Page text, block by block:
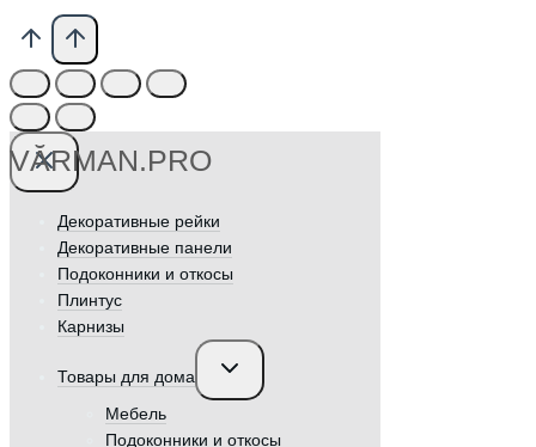
VӐRMAN.PRO
Декоративные рейки
Декоративные панели
Подоконники и откосы
Плинтус
Карнизы
Товары для дома
Переключить
дочернее
Мебель
Подоконники и откосы